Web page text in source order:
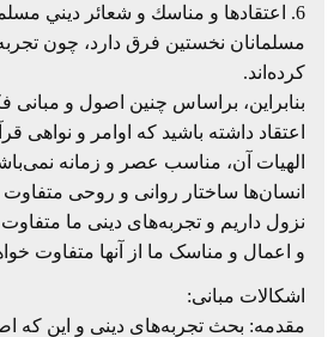
6. اعتقادها و مناسك‌ و شعائر ديني‌
مسلمانان‌ نخستين‌ فرق‌ دارد، چون‌
كرده‌اند.
بنابراین، براساس چنین اصول و
اعتقاد داشته باشید که اوامر و نواهی
الهیات آن، مناسب عصر و زمانه
انسان‌ها ساختار روانی و روحی
نزول داریم و تجربه‌های دینی ما
و اعمال و مناسک ما از آنها متفاوت
اشکالات مبانی:
مقدمه: بحث تجربه‌های دینی و این که